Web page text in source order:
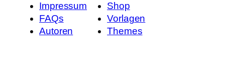
Impressum
FAQs
Autoren
Shop
Vorlagen
Themes